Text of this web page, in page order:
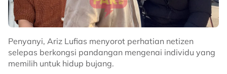
Penyanyi, Ariz Lufias menyorot perhatian netizen
selepas berkongsi pandangan mengenai individu yang
memilih untuk hidup bujang.